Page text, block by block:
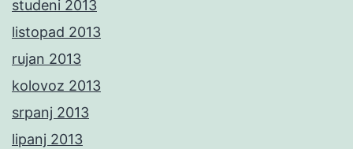
studeni 2013
listopad 2013
rujan 2013
kolovoz 2013
srpanj 2013
lipanj 2013